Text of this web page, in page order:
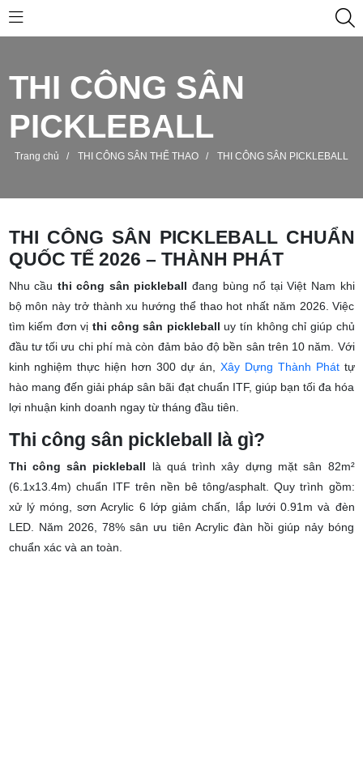
THI CÔNG SÂN
PICKLEBALL
THI CÔNG SÂN PICKLEBALL CHUẨN
QUỐC TẾ 2026 – THÀNH PHÁT
Nhu cầuthi công sân pickleballđang bùng nổ tại Việt Nam khi
bộ môn này trở thành xu hướng thể thao hot nhất năm 2026. Việc
tìm kiếm đơn vịthi công sân pickleball uy tín không chỉ giúp chủ
đầu tư tối ưu chi phí mà còn đảm bảo độ bền sân trên 10 năm. Với
kinh nghiệm thực hiện hơn 300 dự án,Xây Dựng Thành Pháttự
hào mang đến giải pháp sân bãi đạt chuẩn ITF, giúp bạn tối đa hóa
Thi công sân pickleball là gì?
Thi công sân pickleballlà quá trình xây dựng mặt sân 82m²
(6.1x13.4m) chuẩn ITF trên nền bê tông/asphalt. Quy trình gồm:
xử lý móng, sơn Acrylic 6 lớp giảm chấn, lắp lưới 0.91m và đèn
LED. Năm 2026, 78% sân ưu tiên Acrylic đàn hồi giúp nảy bóng